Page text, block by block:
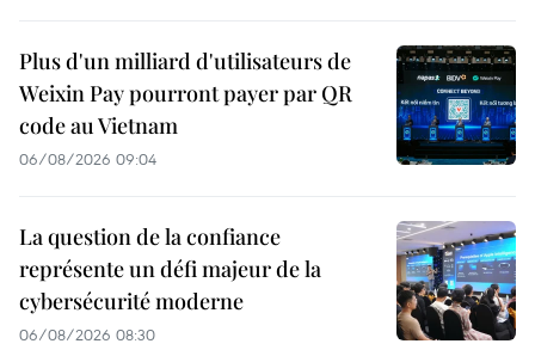
Plus d'un milliard d'utilisateurs de
Weixin Pay pourront payer par QR
code au Vietnam
06/08/2026 09:04
La question de la confiance
représente un défi majeur de la
cybersécurité moderne
06/08/2026 08:30